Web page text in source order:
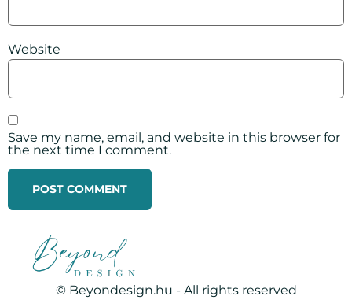
Website
Save my name, email, and website in this browser for
the next time I comment.
© Beyondesign.hu - All rights reserved